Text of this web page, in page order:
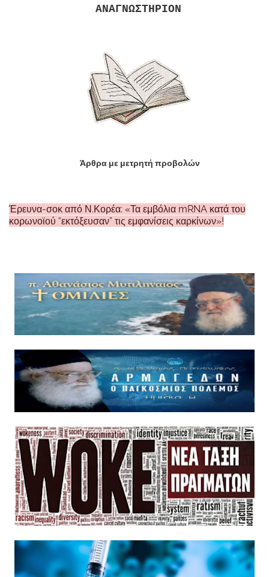
ΑΝΑΓΝΩΣΤΗΡΙΟΝ
Άρθρα με μετρητή προβολών
Έρευνα-σοκ από Ν.Κορέα: «Τα εμβόλια mRNA κατά του
κορωνοϊού “εκτόξευσαν” τις εμφανίσεις καρκίνων»!